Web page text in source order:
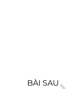
BÀI SAU